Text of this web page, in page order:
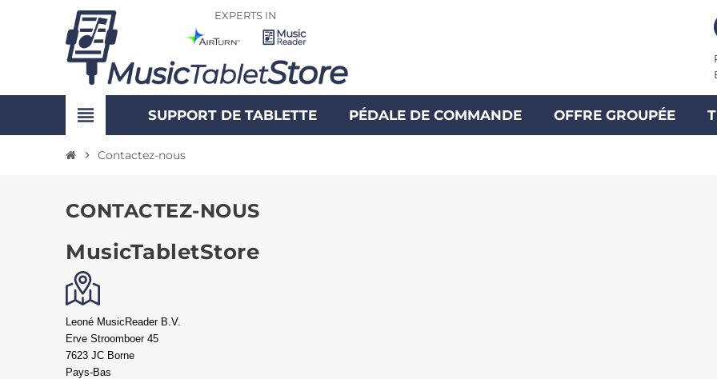
EXPERTS IN
view_headline SUPPORT DE TABLETTE PÉDALE DE COMMANDE OFFRE GROUPÉE
chevron_right Contactez-nous
CONTACTEZ-NOUS
MusicTabletStore
Leoné MusicReader B.V.
Erve Stroomboer 45
7623 JC Borne
Pays-Bas